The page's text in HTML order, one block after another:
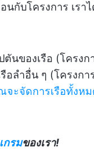
กับโครงการ เรา
นของเรือ (โครง
อลำอื่น ๆ (โครงก
ะจัดการเรือทั้งหม
กรมของเรา!